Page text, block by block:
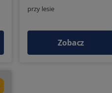
przy lesie
Zobacz